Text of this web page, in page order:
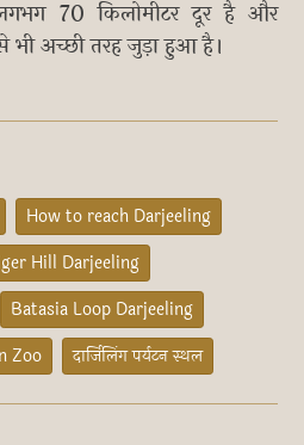
लगभग 70 किलोमीटर दूर है और
अच्छी तरह जुड़ा हुआ है।
How to reach Darjeeling
Hill Darjeeling
Batasia Loop Darjeeling
Zoo
दार्जिलिंग पर्यटन स्थल